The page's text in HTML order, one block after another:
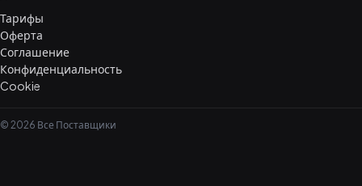
Тарифы
Оферта
Соглашение
Конфиденциальность
Cookie
© 2026 Все Поставщики